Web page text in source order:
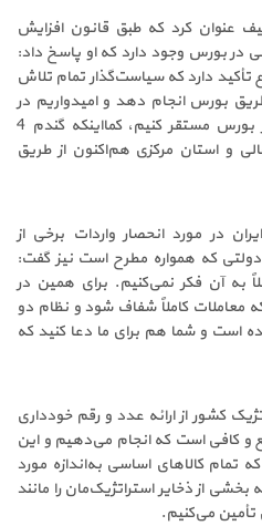
عنوان کرد که طبق قانون افزایش
در بورس وجود دارد که او پاسخ داد:
تأکید دارد که سیاست‌گذار تمام تلاش
بورس انجام دهد و امیدواریم در
سال 97 نظام خرید تضیمنی را در بورس مستقر کنیم، کمااینکه گندم 4
و استان مرکزی هم‌اکنون از طریق
در مورد انحصار واردات برخی از
دولتی که همواره مطرح است نیز گفت:
‌به آن فکر نمی‌کنیم. برای همین در
معاملات کاملاً شفاف شود و نظام دو
است و شما هم برای ما دعا کنید که
کشور از ارائه عدد و رقم خودداری
و کافی است که انجام می‌دهیم و این
تمام کالاهای اساسی به‌اندازه مورد
از ذخایر استراتژیک‌مان را مانند
تأمین می‌کنیم.